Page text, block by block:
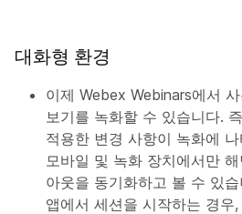
대화형 환경
이제 Webex Webinars에서
보기를 녹화할 수 있습니다.
적용한 변경 사항이 녹화에
모바일 및 녹화 장치에서만
아웃을 동기화하고 볼 수 있
앱에서 세션을 시작하는 경우